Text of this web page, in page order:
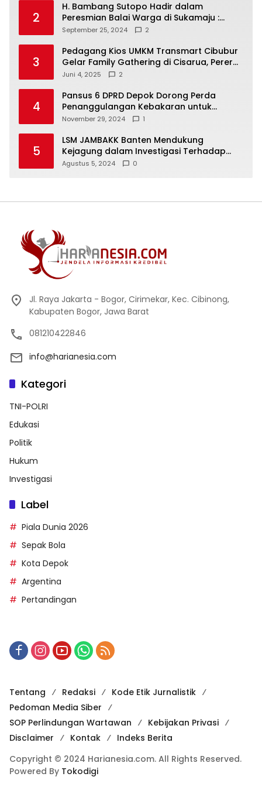
2
H. Bambang Sutopo Hadir dalam
Peresmian Balai Warga di Sukamaju :
Wadah Baru untuk Kolaborasi dan
September 25, 2024 2
3
Pedagang Kios UMKM Transmart Cibubur
Gelar Family Gathering di Cisarua, Pererat
Silaturahmi dan Kekompakan
Juni 4, 2025 2
4
Pansus 6 DPRD Depok Dorong Perda
Penanggulangan Kebakaran untuk
Keselamatan Warga
November 29, 2024 1
5
LSM JAMBAKK Banten Mendukung
Kejagung dalam Investigasi Terhadap
Walikota Bandar Lampung
Agustus 5, 2024 0
Jl. Raya Jakarta - Bogor, Cirimekar, Kec. Cibinong,
Kabupaten Bogor, Jawa Barat
081210422846
info@harianesia.com
Kategori
TNI-POLRI
Edukasi
Politik
Hukum
Investigasi
Label
Piala Dunia 2026
Sepak Bola
Kota Depok
Argentina
Pertandingan
Tentang Redaksi
Kode Etik Jurnalistik
Pedoman Media Siber
SOP Perlindungan Wartawan
Kebijakan Privasi
Disclaimer
Kontak
Indeks Berita
Copyright © 2024 Harianesia.com. All Rights Reserved.
Powered By Tokodigi